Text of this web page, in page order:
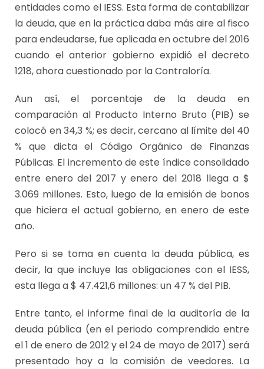
entidades como el IESS. Esta forma de contabilizar
la deuda, que en la práctica daba más aire al fisco
para endeudarse, fue aplicada en octubre del 2016
cuando el anterior gobierno expidió el decreto
1218, ahora cuestionado por la Contraloría.
Aun así, el porcentaje de la deuda en
comparación al Producto Interno Bruto (PIB) se
colocó en 34,3 %; es decir, cercano al límite del 40
% que dicta el Código Orgánico de Finanzas
Públicas. El incremento de este índice consolidado
entre enero del 2017 y enero del 2018 llega a $
3.069 millones. Esto, luego de la emisión de bonos
que hiciera el actual gobierno, en enero de este
año.
Pero si se toma en cuenta la deuda pública, es
decir, la que incluye las obligaciones con el IESS,
esta llega a $ 47.421,6 millones: un 47 % del PIB.
Entre tanto, el informe final de la auditoría de la
deuda pública (en el periodo comprendido entre
el 1 de enero de 2012 y el 24 de mayo de 2017) será
presentado hoy a la comisión de veedores. La